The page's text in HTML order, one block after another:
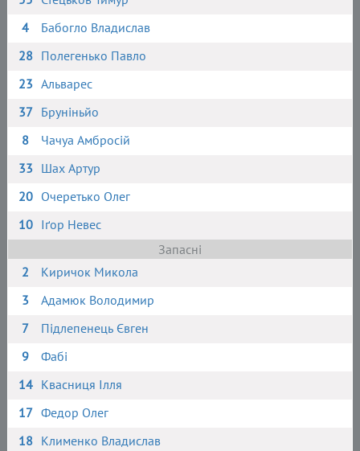
4
Бабогло Владислав
28 Полегенько Павло
23 Альварес
37 Бруніньйо
8
Чачуа Амбросій
33 Шах Артур
20 Очеретько Олег
10 Іґор Невес
Запасні
2
Киричок Микола
3
Адамюк Володимир
7
Підлепенець Євген
9
Фабі
14 Квасниця Ілля
17 Федор Олег
18 Клименко Владислав